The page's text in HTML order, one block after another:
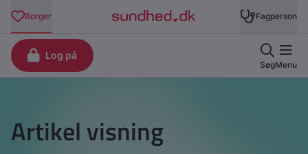
Artikel visning